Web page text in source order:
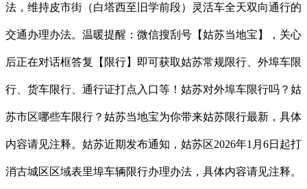
法，维持皮市街（白塔西至旧学前段）灵活车全天双向通行的
交通办理办法。温暖提醒：微信搜刮号【姑苏当地宝】，关心
后正在对话框答复【限行】即可获取姑苏常规限行、外埠车限
行、货车限行、通行证打点入口等！姑苏对外埠车限行吗？姑
苏市区哪些车限行？姑苏当地宝为你带来姑苏限行最新，具体
内容请见注释。姑苏近期发布通知，姑苏区2026年1月6日起打
消古城区区域表里埠车辆限行办理办法，具体内容请见注释。